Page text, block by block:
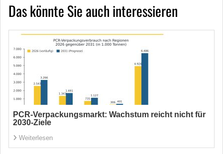
Das könnte Sie auch interessieren
PCR-Verpackungsmarkt: Wachstum reicht nicht für
2030-Ziele
Weiterlesen